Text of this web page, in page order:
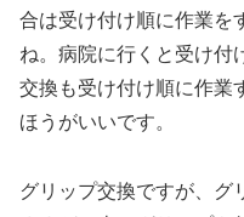
合は受け付け順に作業を
ね。病院に行くと受け付
交換も受け付け順に作業
ほうがいいです。
グリップ交換ですが、グ